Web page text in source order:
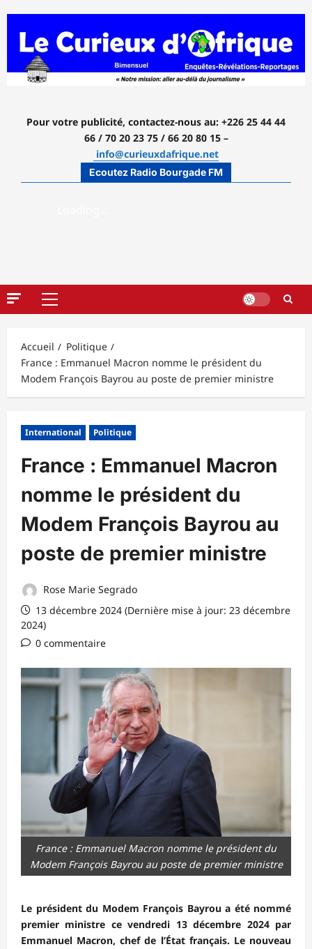
contenu
Pour votre publicité, contactez-nous au: +226 25 44 44
66 / 70 20 23 75 / 66 20 80 15 –
info@curieuxdafrique.net
Ecoutez Radio Bourgade FM
Menu
Accueil
Politique
France : Emmanuel Macron nomme le président du
Modem François Bayrou au poste de premier ministre
International Politique
France : Emmanuel Macron
nomme le président du
Modem François Bayrou au
poste de premier ministre
Rose Marie Segrado
13 décembre 2024 (Dernière mise à jour: 23 décembre
2024)
0 commentaire
France : Emmanuel Macron nomme le président du
Modem François Bayrou au poste de premier ministre
Le président du Modem François Bayrou a été nommé
premier ministre ce vendredi 13 décembre 2024 par
Emmanuel Macron, chef de l’État français. Le nouveau